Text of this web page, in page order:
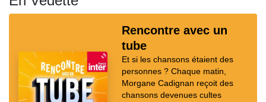
Rencontre avec un
tube
Et si les chansons étaient des
personnes ? Chaque matin,
Morgane Cadignan reçoit des
chansons devenues cultes